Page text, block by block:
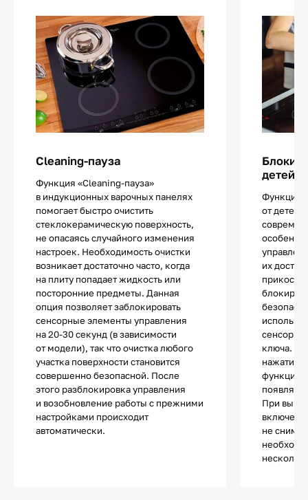
Cleaning-пауза
Функция «Cleaning-пауза»
в индукционных варочных панелях
помогает быстро очистить
стеклокерамическую поверхность,
не опасаясь случайного изменения
настроек. Необходимость очистки
возникает достаточно часто, когда
на плиту попадает жидкость или
посторонние предметы. Данная
опция позволяет заблокировать
сенсорные элементы управления
на 20-30 секунд (в зависимости
от модели), так что очистка любого
участка поверхности становится
совершенно безопасной. После
этого разблокировка управления
и возобновление работы с прежними
настройками происходит
автоматически.
детей
Функцией
от детей
их
сенсор с
ключа.
нажатии
функции
При
не